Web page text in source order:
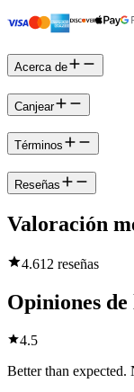
Acerca de
Canjear
Términos
Reseñas
Valoración
4.612 reseñas
Opiniones de
4.5
Better than expected.